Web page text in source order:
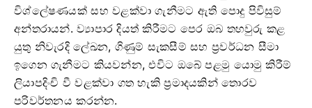
විශ්ලේෂණයක් සහ වළක්වා ගැනීමට ඇති පොදු පිවිසුම්
අන්තරායන්. ව්‍යාපාර දියත් කිරීමට පෙර ඔබ තහවුරු කළ
යුතු නිවැරදි ලේඛන, ගිණුම් සැකසීම් සහ ප්‍රවර්ධන සීමා
ඉගෙන ගැනීමට කියවන්න, එවිට ඔබේ පළමු යොමු කිරීම්
ලියාපදිංචි වී වළක්වා ගත හැකි ප්‍රමාදයකින් තොරව
පරිවර්තනය කරන්න.